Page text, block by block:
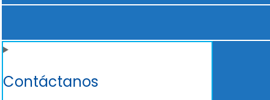
Contáctanos